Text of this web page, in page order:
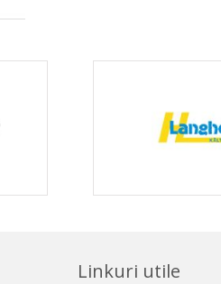
Linkuri utile